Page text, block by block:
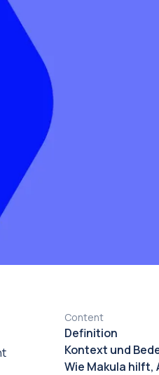
Content
Definition
Kontext und
Wie Makula